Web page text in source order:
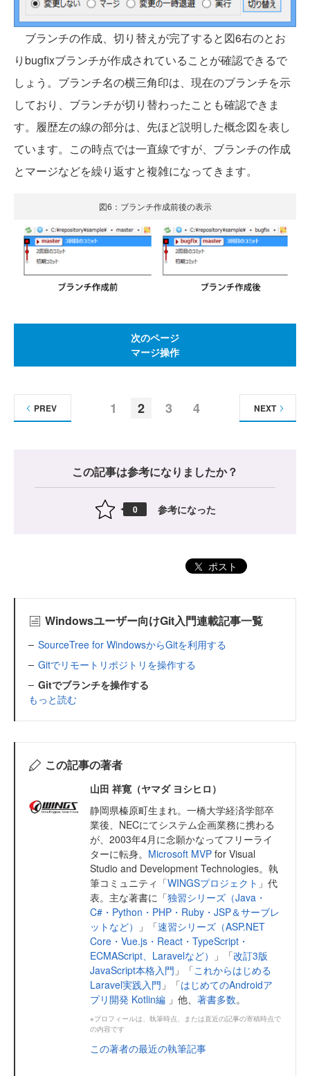
ブランチの作成、切り替えが完了すると図6右のとお
りbugfixブランチが作成されていることが確認できるで
しょう。ブランチ名の横三角印は、現在のブランチを示
しており、ブランチが切り替わったことも確認できま
す。履歴左の線の部分は、先ほど説明した概念図を表し
ています。この時点では一直線ですが、ブランチの作成
とマージなどを繰り返すと複雑になってきます。
図6：ブランチ作成前後の表示
次のページ
マージ操作
1 2 3 4
PREV NEXT
この記事は参考になりましたか？
0 参考になった
ポスト
Windowsユーザー向けGit入門連載記事一覧
SourceTree for WindowsからGitを利用する
Gitでリモートリポジトリを操作する
Gitでブランチを操作する
もっと読む
この記事の著者
山田 祥寛（ヤマダ ヨシヒロ）
静岡県榛原町生まれ。一橋大学経済学部卒
業後、NECにてシステム企画業務に携わる
が、2003年4月に念願かなってフリーライ
ターに転身。 Microsoft MVP for Visual
Studio and Development Technologies。執
筆コミュニティ「WINGSプロジェクト 」代
表。主な著書に「独習シリーズ（Java・
C#・Python・PHP・Ruby・JSP＆サーブレ
ットなど）
」「速習シリーズ（ASP.NET
Core・Vue.js・React・TypeScript・
ECMAScript、Laravelなど）
」「改訂3版
JavaScript本格入門 」「これからはじめる
Laravel実践入門 」「はじめてのAndroidア
プリ開発 Kotlin編 」他、 著書多数。
※プロフィールは、執筆時点、または直近の記事の寄稿時点で
の内容です
この著者の最近の執筆記事